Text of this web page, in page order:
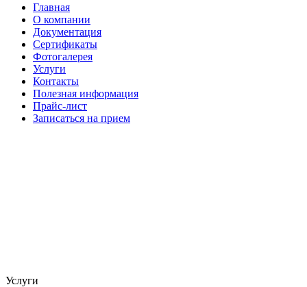
Главная
О компании
Документация
Сертификаты
Фотогалерея
Услуги
Контакты
Полезная информация
Прайс-лист
Записаться на прием
Услуги